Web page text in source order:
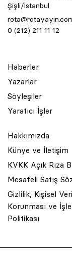
Şişli/İstanbul
0 (212) 211 11 12
Haberler
Yazarlar
Söyleşiler
Yaratıcı İşler
Hakkımızda
Künye ve İletişim
KVKK Açık Rıza
Mesafeli Satış
Gizlilik, Kişisel
Korunması ve
Politikası
© 2001 Rota
Asquared